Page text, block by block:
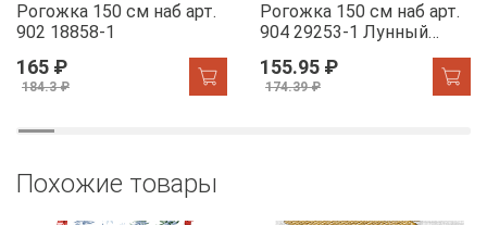
Рогожка 150 см наб арт.
902 18858-1
165 ₽
184.3 ₽
Рогожка 150 см наб арт.
904 29253-1 Лунный
155.95 ₽
174.39 ₽
Похожие товары